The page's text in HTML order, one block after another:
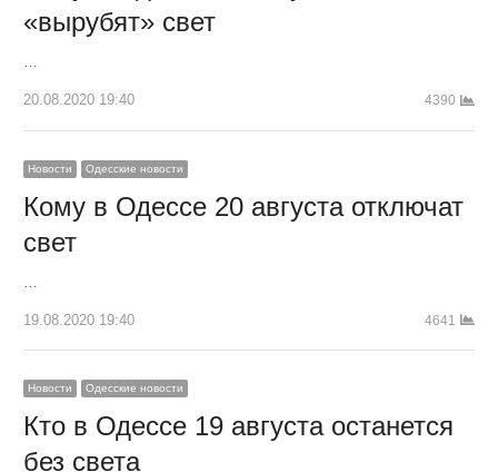
«вырубят» свет
20.08.2020 19:40 4390
Новости Одесские новости
Кому в Одессе 20 августа отключат
свет
19.08.2020 19:40 4641
Новости Одесские новости
Кто в Одессе 19 августа останется
без света